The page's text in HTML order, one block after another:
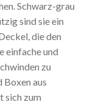
Schwarz-grau
sind sie ein
die den
einfache und
zu
Boxen aus
sich zum